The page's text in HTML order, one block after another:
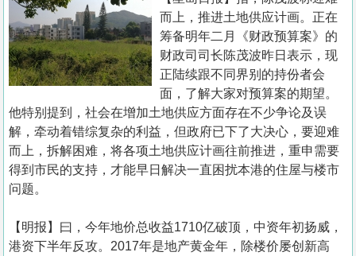
置
业
手
册
关
於
我
们
而上，推进土地供应计画。正在
筹备明年二月《财政预算案》的
财政司司长陈茂波昨日表示，现
正陆续跟不同界别的持份者会
面，了解大家对预算案的期望。
他特别提到，社会在增加土地供应方面存在不少争论及误
解，牵动着错综复杂的利益，但政府已下了大决心，要迎难
而上，拆解困难，将各项土地供应计画往前推进，重申需要
得到市民的支持，才能早日解决一直困扰本港的住屋与楼市
问题。
【明报】曰，今年地价总收益1710亿破顶，中资年初扬威，
港资下半年反攻。2017年是地产黄金年，除楼价屡创新高